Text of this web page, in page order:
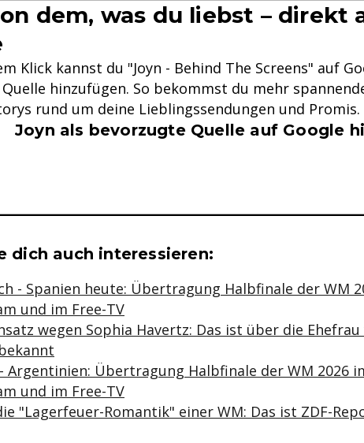
dem, was du liebst – direkt
Klick kannst du "Joyn - Behind The Screens" auf
hinzufügen. So bekommst du mehr
rund um deine Lieblingssendungen und Promis.
Joyn als bevorzugte Quelle auf Google
& Informationen zum Inhalt
dich auch interessieren:
- Spanien heute: Übertragung Halbfinale der WM
und im Free-TV
wegen Sophia Havertz: Das ist über die Ehefrau
Argentinien: Übertragung Halbfinale der WM 2026
und im Free-TV
"Lagerfeuer-Romantik" einer WM: Das ist ZDF-